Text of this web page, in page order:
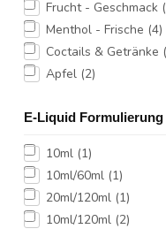
Frucht - Geschmack
Menthol - Frische (4)
Coctails & Getränke
Apfel (2)
E-Liquid Formulierung
10ml (1)
10ml/60ml (1)
20ml/120ml (1)
10ml/120ml (2)